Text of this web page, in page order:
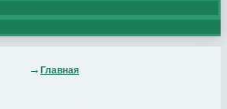
Главная